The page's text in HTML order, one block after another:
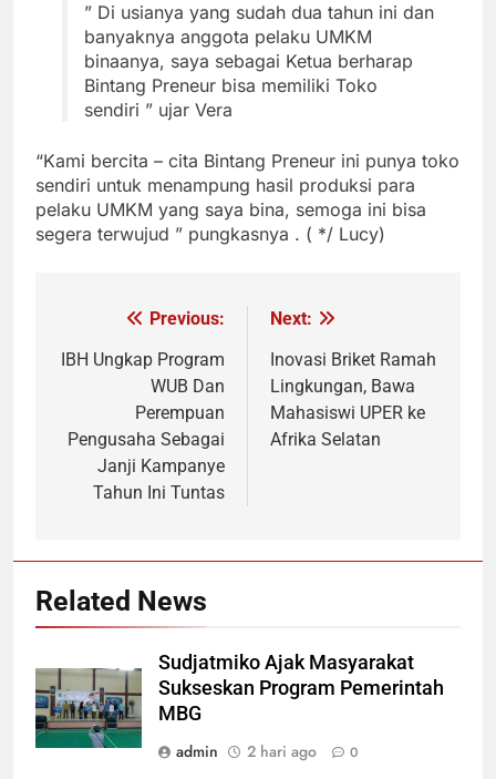
” Di usianya yang sudah dua tahun ini dan
banyaknya anggota pelaku UMKM
binaanya, saya sebagai Ketua berharap
Bintang Preneur bisa memiliki Toko
sendiri ” ujar Vera
“Kami bercita – cita Bintang Preneur ini punya toko
sendiri untuk menampung hasil produksi para
pelaku UMKM yang saya bina, semoga ini bisa
segera terwujud ” pungkasnya . ( */ Lucy)
Navigasi
pos
Previous:
IBH Ungkap Program
WUB Dan
Perempuan
Pengusaha Sebagai
Janji Kampanye
Tahun Ini Tuntas
Next:
Inovasi Briket Ramah
Lingkungan, Bawa
Mahasiswi UPER ke
Afrika Selatan
Related News
Sudjatmiko Ajak Masyarakat
Sukseskan Program Pemerintah
MBG
admin
2 hari ago 0